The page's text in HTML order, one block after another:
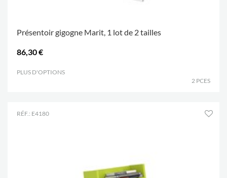
Présentoir gigogne Marit, 1 lot de 2 tailles
86,30 €
PLUS D'OPTIONS
2 PCES
RÉF.: E4180